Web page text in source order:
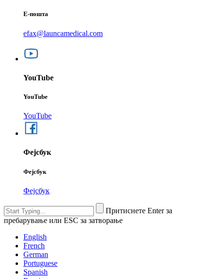
Е-пошта
efax@launcamedical.com
YouTube
YouTube
YouTube
Фејсбук
Фејсбук
Фејсбук
Притиснете Enter за
пребарување или ESC за затворање
English
French
German
Portuguese
Spanish